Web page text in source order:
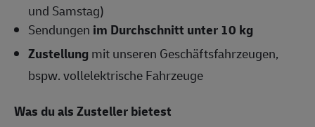
und Samstag)
Sendungen im Durchschnitt unter 10 kg
Zustellungmit unseren Geschäftsfahrzeugen,
bspw. vollelektrische Fahrzeuge
Was du als Zusteller bietest